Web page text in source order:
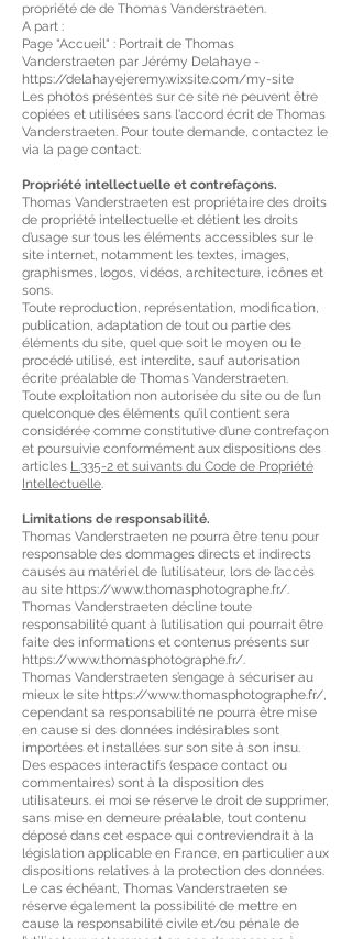
propriété de de Thomas Vanderstraeten.
A part :
Page "Accueil" : Portrait de Thomas
Vanderstraeten par Jérémy Delahaye -
https://delahayejeremy.wixsite.com/my-site
Les photos présentes sur ce site ne peuvent être
copiées et utilisées sans l'accord écrit de Thomas
Vanderstraeten. Pour toute demande, contactez le
via la page contact.
Propriété intellectuelle et contrefaçons.
Thomas Vanderstraeten est propriétaire des droits
de propriété intellectuelle et détient les droits
d’usage sur tous les éléments accessibles sur le
site internet, notamment les textes, images,
graphismes, logos, vidéos, architecture, icônes et
sons.
Toute reproduction, représentation, modification,
publication, adaptation de tout ou partie des
éléments du site, quel que soit le moyen ou le
procédé utilisé, est interdite, sauf autorisation
écrite préalable de Thomas Vanderstraeten.
Toute exploitation non autorisée du site ou de l’un
quelconque des éléments qu’il contient sera
considérée comme constitutive d’une contrefaçon
et poursuivie conformément aux dispositions des
articles L.335-2 et suivants du Code de Propriété
Intellectuelle.
Limitations de responsabilité.
Thomas Vanderstraeten ne pourra être tenu pour
responsable des dommages directs et indirects
causés au matériel de l’utilisateur, lors de l’accès
au site https://www.thomasphotographe.fr/.
Thomas Vanderstraeten décline toute
responsabilité quant à l’utilisation qui pourrait être
faite des informations et contenus présents sur
https://www.thomasphotographe.fr/.
Thomas Vanderstraeten s’engage à sécuriser au
mieux le site https://www.thomasphotographe.fr/,
cependant sa responsabilité ne pourra être mise
en cause si des données indésirables sont
importées et installées sur son site à son insu.
Des espaces interactifs (espace contact ou
commentaires) sont à la disposition des
utilisateurs. ei moi se réserve le droit de supprimer,
sans mise en demeure préalable, tout contenu
déposé dans cet espace qui contreviendrait à la
législation applicable en France, en particulier aux
dispositions relatives à la protection des données.
Le cas échéant, Thomas Vanderstraeten se
réserve également la possibilité de mettre en
cause la responsabilité civile et/ou pénale de